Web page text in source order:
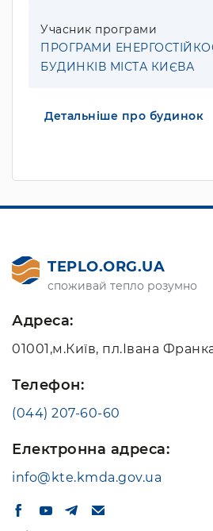
Учасник програми
ПРОГРАМИ
БУДИНКІВ МІСТА КИЄВА
Детальніше про будинок
TEPLO.ORG.UA
споживай тепло розумно
Адреса:
01001,м.Київ, пл.Івана
Телефон:
(044) 207-60-60
Електронна адреса:
info@kte.kmda.gov.ua